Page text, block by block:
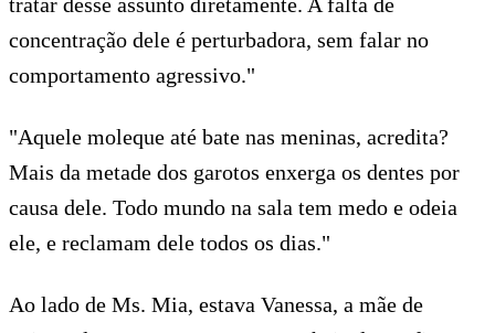
concentração dele é perturbadora, sem falar no
comportamento agressivo."
"Aquele moleque até bate nas meninas, acredita?
Mais da metade dos garotos enxerga os dentes por
causa dele. Todo mundo na sala tem medo e odeia
ele, e reclamam dele todos os dias."
Ao lado de Ms. Mia, estava Vanessa, a mãe de